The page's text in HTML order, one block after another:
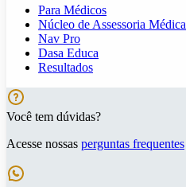
Para Médicos
Núcleo de Assessoria Médica
Nav Pro
Dasa Educa
Resultados
Você tem dúvidas?
Acesse nossas perguntas frequentes